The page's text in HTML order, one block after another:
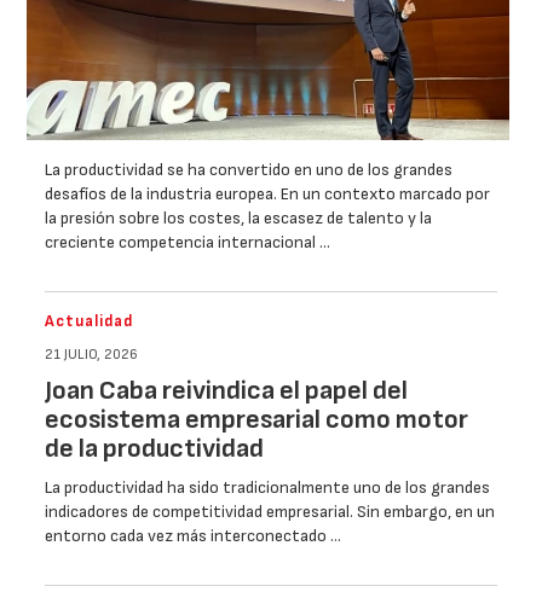
La productividad se ha convertido en uno de los grandes
desafíos de la industria europea. En un contexto marcado por
la presión sobre los costes, la escasez de talento y la
creciente competencia internacional …
Actualidad
21 JULIO, 2026
Joan Caba reivindica el papel del
ecosistema empresarial como motor
de la productividad
La productividad ha sido tradicionalmente uno de los grandes
indicadores de competitividad empresarial. Sin embargo, en un
entorno cada vez más interconectado …